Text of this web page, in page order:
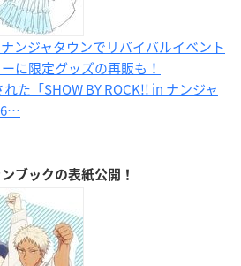
ナンジャタウンでリバイバルイベント
に限定グッズの再販も！
た「SHOW BY ROCK!! in ナンジャ
ブックの表紙公開！